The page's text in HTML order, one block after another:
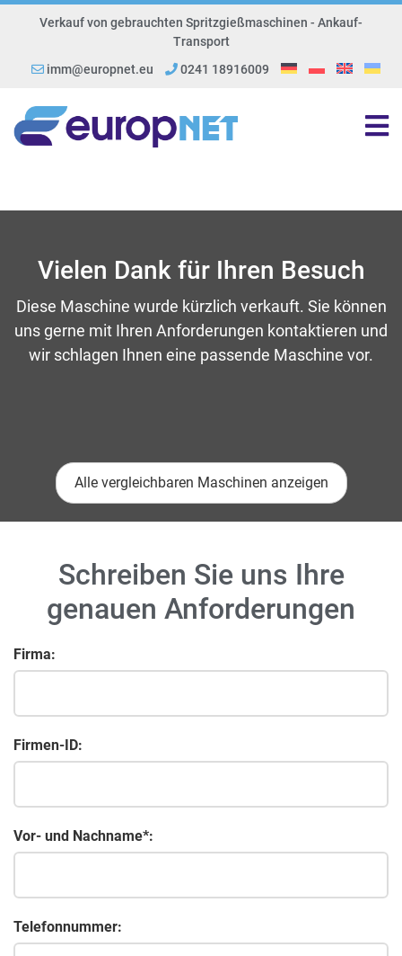
Verkauf von gebrauchten Spritzgießmaschinen - Ankauf-
Transport
imm@europnet.eu
0241 18916009
Vielen Dank für Ihren Besuch
Diese Maschine wurde kürzlich verkauft. Sie können
uns gerne mit Ihren Anforderungen kontaktieren und
wir schlagen Ihnen eine passende Maschine vor.
Alle vergleichbaren Maschinen anzeigen
Schreiben Sie uns Ihre
genauen Anforderungen
Firma:
Firmen-ID:
Vor- und Nachname*:
Telefonnummer: